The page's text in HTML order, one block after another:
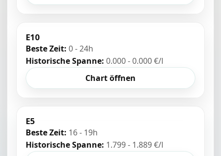
E10
Beste Zeit: 0 - 24h
Historische Spanne: 0.000 - 0.000 €/l
Chart öffnen
E5
Beste Zeit: 16 - 19h
Historische Spanne: 1.799 - 1.889 €/l